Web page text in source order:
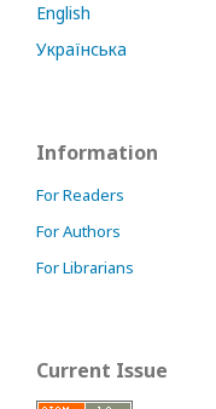
English
Українська
Information
For Readers
For Authors
For Librarians
Current Issue